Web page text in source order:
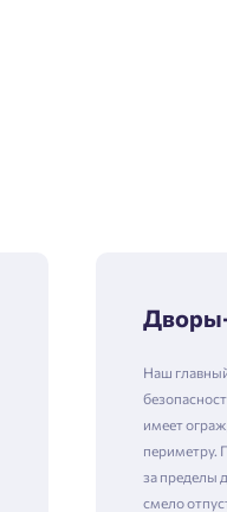
Наш
имеет
периметру.
за пределы
смело